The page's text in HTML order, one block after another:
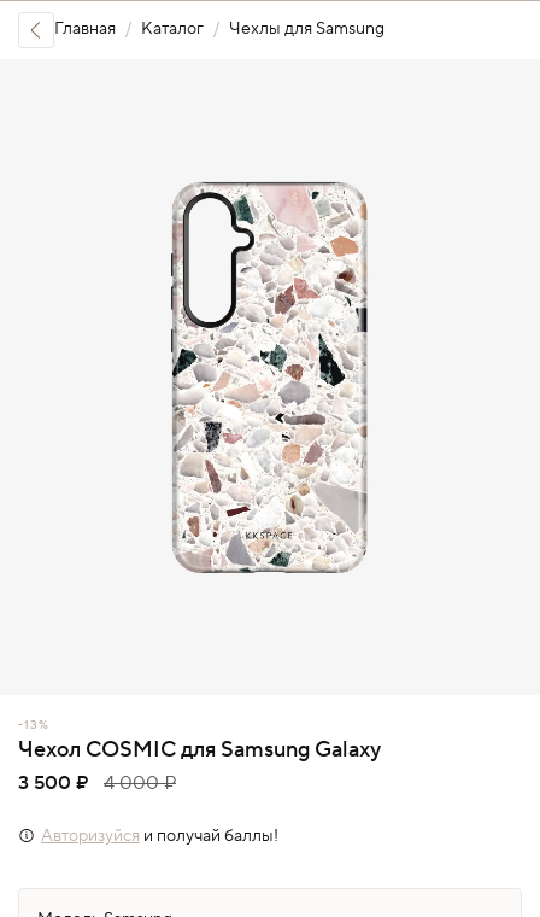
Главная Каталог Чехлы для Samsung
-13%
Чехол COSMIC для Samsung Galaxy
3 500 ₽ 4 000 ₽
Авторизуйся и получай баллы!